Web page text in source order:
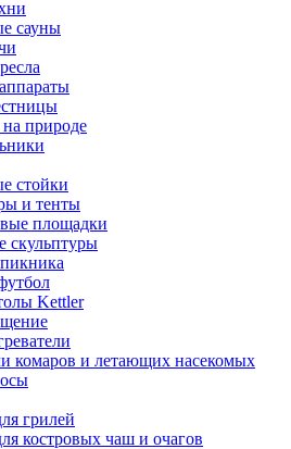
сауны
природе
стойки
и тенты
площадки
скульптуры
Kettler
комаров и летающих насекомых
грилей
костровых чаш и очагов